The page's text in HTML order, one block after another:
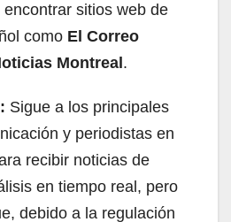
sitios web de
como El Correo
Montreal .
Sigue a los principales
y periodistas en
recibir noticias de
en tiempo real, pero
debido a la regulación